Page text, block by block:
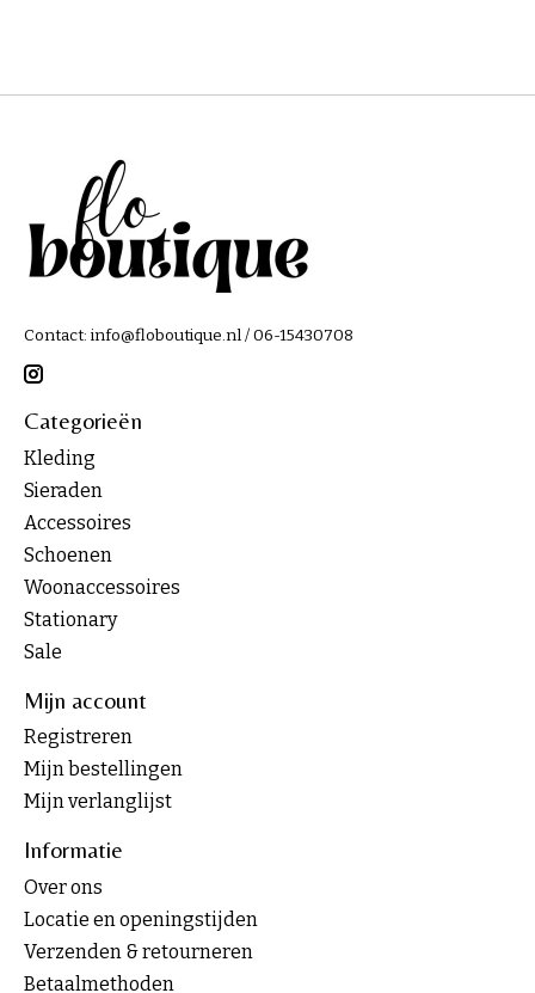
Contact: info@floboutique.nl/ 06-15430708
Categorieën
Kleding
Sieraden
Accessoires
Schoenen
Woonaccessoires
Stationary
Sale
Mijn account
Registreren
Mijn bestellingen
Mijn verlanglijst
Informatie
Over ons
Locatie en openingstijden
Verzenden & retourneren
Betaalmethoden